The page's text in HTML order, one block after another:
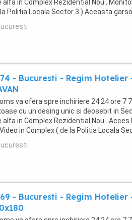
alfa in Complex Rezidential Nou .
Politia Locala Sector 3 ) Aceasta
...
- Bucuresti - Regim Hotelier
va ofera spre inchiriere 24 24 ore 7
cu un desing unic si deosebit in
alfa in Complex Rezidential Nou . Acces
in Complex ( de la Politia Locala
in complex ...
- Bucuresti - Regim Hotelier